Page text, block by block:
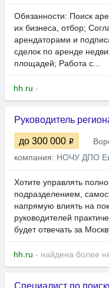
Обязанности: Поиск
их бизнеса, отбор;
арендаторами и
сделок по аренде
площадей; Работа с...
hh.ru -
Руководитель
до 300 000
компания: НОЧУ ДПО
Хотите управлять
подразделением,
напрямую влиять на
руководителей
будет отвечать за
hh.ru - найдена более